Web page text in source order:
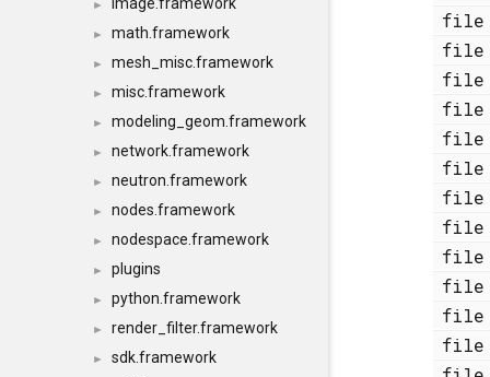
►
► math.framework
► mesh_misc.framework
► misc.framework
► modeling_geom.framework
► network.framework
► neutron.framework
► nodes.framework
► nodespace.framework
► plugins
► python.framework
► render_filter.framework
► sdk.framework